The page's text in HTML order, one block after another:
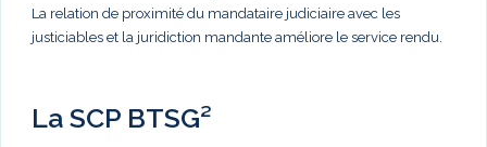
La relation de proximité du mandataire judiciaire avec les
justiciables et la juridiction mandante améliore le service rendu.
La SCP BTSG²